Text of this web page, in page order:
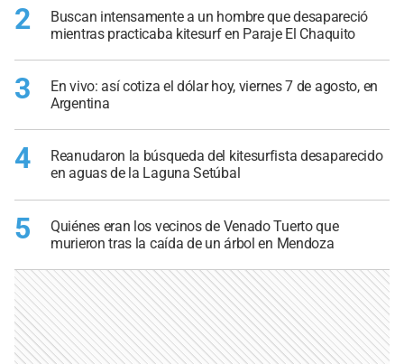
2
Buscan intensamente a un hombre que desapareció
mientras practicaba kitesurf en Paraje El Chaquito
3
En vivo: así cotiza el dólar hoy, viernes 7 de agosto, en
Argentina
4
Reanudaron la búsqueda del kitesurfista desaparecido
en aguas de la Laguna Setúbal
5
Quiénes eran los vecinos de Venado Tuerto que
murieron tras la caída de un árbol en Mendoza